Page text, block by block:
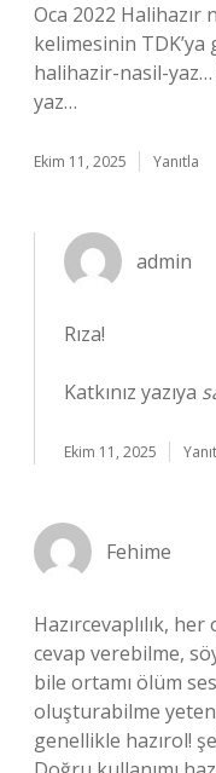
Oca 2022 Halihazır
kelimesinin
halihazir-nasil-
yaz…
Ekim 11, 2025 Yanıtla
admin
Rıza!
Katkınız yazıya
Ekim 11, 2025
Fehime
Hazırcevaplılık,
cevap verebilme,
bile ortamı ölüm
oluşturabilme
genellikle hazırol!